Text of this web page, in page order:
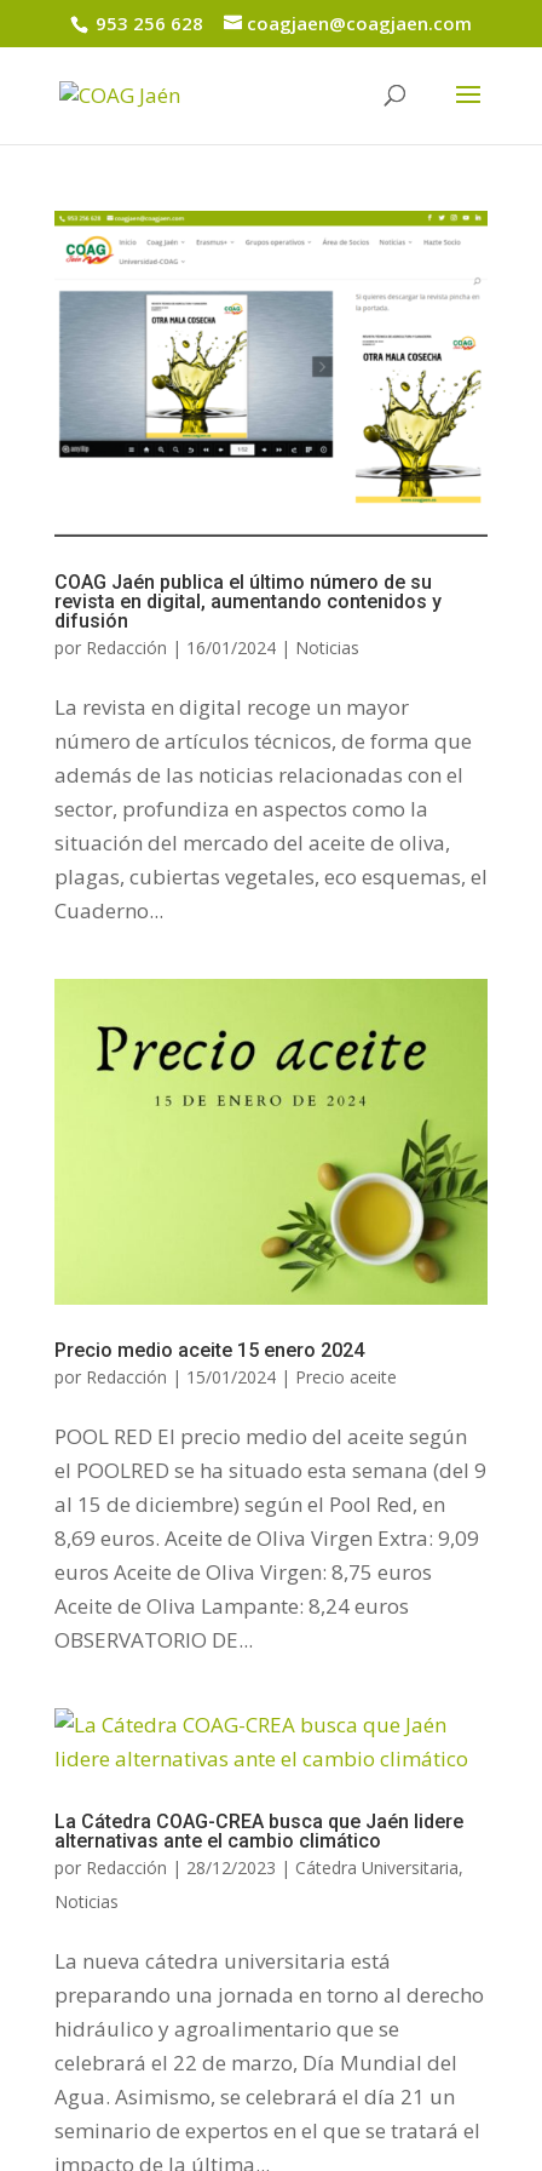
953 256 628 coagjaen@coagjaen.com
COAG Jaén publica el último número de su
revista en digital, aumentando contenidos y
difusión
por Redacción | 16/01/2024| Noticias
La revista en digital recoge un mayor
número de artículos técnicos, de forma que
además de las noticias relacionadas con el
sector, profundiza en aspectos como la
situación del mercado del aceite de oliva,
plagas, cubiertas vegetales, eco esquemas, el
Cuaderno...
Precio medio aceite 15 enero 2024
por Redacción | 15/01/2024| Precio aceite
POOL RED El precio medio del aceite según
el POOLRED se ha situado esta semana (del 9
al 15 de diciembre) según el Pool Red, en
8,69 euros. Aceite de Oliva Virgen Extra: 9,09
euros Aceite de Oliva Virgen: 8,75 euros
Aceite de Oliva Lampante: 8,24 euros
OBSERVATORIO DE...
La Cátedra COAG-CREA busca que Jaén lidere
alternativas ante el cambio climático
por Redacción | 28/12/2023 | Cátedra Universitaria,
Noticias
La nueva cátedra universitaria está
preparando una jornada en torno al derecho
hidráulico y agroalimentario que se
celebrará el 22 de marzo, Día Mundial del
Agua. Asimismo, se celebrará el día 21 un
seminario de expertos en el que se tratará el
impacto de la última...